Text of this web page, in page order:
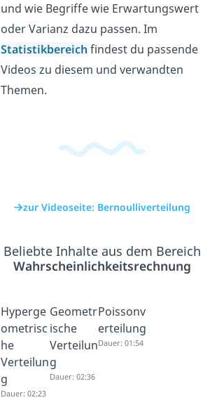
und wie Begriffe wie Erwartungswert
oder Varianz dazu passen. Im
Statistikbereich findest du passende
Videos zu diesem und verwandten
Themen.
zur Videoseite: Bernoulliverteilung
Beliebte Inhalte aus dem Bereich
Wahrscheinlichkeitsrechnung
Hyperge
ometrisc
he
Verteilun
g
Dauer: 02:23
Geometr
ische
Verteilun
g
Dauer: 02:36
Poissonv
erteilung
Dauer: 01:54